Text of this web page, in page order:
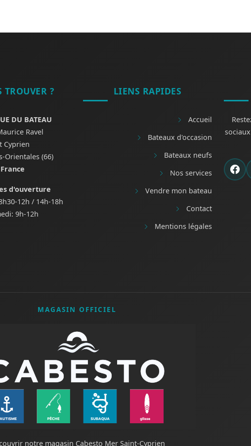
TROUVER ?
DU BATEAU
Ravel
Cyprien
Orientales (66)
France
d'ouverture
12h / 14h-18h
9h-12h
LIENS RAPIDES
Accueil
Bateaux d'occasion
Bateaux neufs
Nos services
Vendre mon bateau
Contact
Mentions légales
MAGASIN OFFICIEL
notre magasin Cabesto Mer Saint-Cyprien